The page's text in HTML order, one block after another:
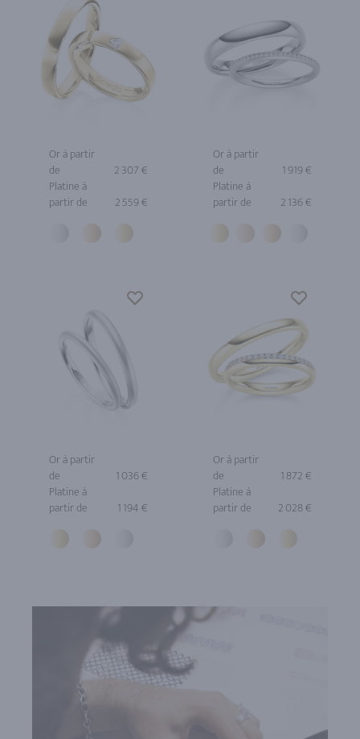
Or à partir
de
2 307 €
Platine à
partir de
2 559 €
Or à partir
de
1 919 €
Platine à
partir de
2 136 €
Or à partir
de
1 036 €
Platine à
partir de
1 194 €
Or à partir
de
1 872 €
Platine à
partir de
2 028 €